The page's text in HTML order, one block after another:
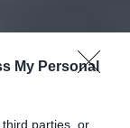
My Personal
parties, or